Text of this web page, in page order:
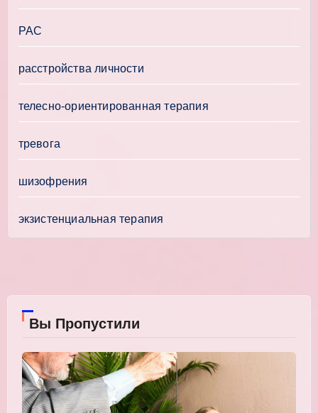
РАС
расстройства личности
телесно-ориентированная терапия
тревога
шизофрения
экзистенциальная терапия
Вы Пропустили